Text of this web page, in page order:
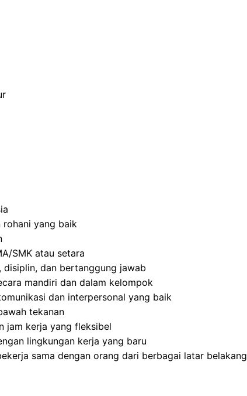
rohani yang baik
SMK atau setara
disiplin, dan bertanggung jawab
mandiri dan dalam kelompok
dan interpersonal yang baik
tekanan
jam kerja yang fleksibel
lingkungan kerja yang baru
sama dengan orang dari berbagai latar belakang